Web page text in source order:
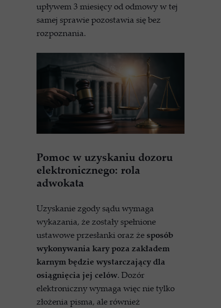
upływem 3 miesięcy od odmowy w tej
samej sprawie pozostawia się bez
rozpoznania.
Pomoc w uzyskaniu dozoru
elektronicznego: rola
adwokata
Uzyskanie zgody sądu wymaga
wykazania, że zostały spełnione
ustawowe przesłanki oraz że sposób
wykonywania kary poza zakładem
karnym będzie wystarczający dla
osiągnięcia jej celów. Dozór
elektroniczny wymaga więc nie tylko
złożenia pisma, ale również